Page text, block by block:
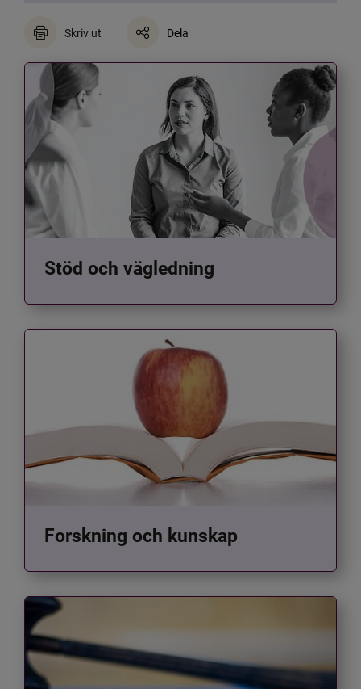
Skriv ut Dela
Stöd och vägledning
Forskning och kunskap